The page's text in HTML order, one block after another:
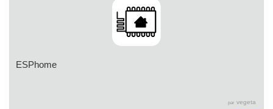
ESPhome
par vegeta